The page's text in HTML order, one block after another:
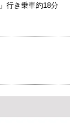
行き乗車約18分